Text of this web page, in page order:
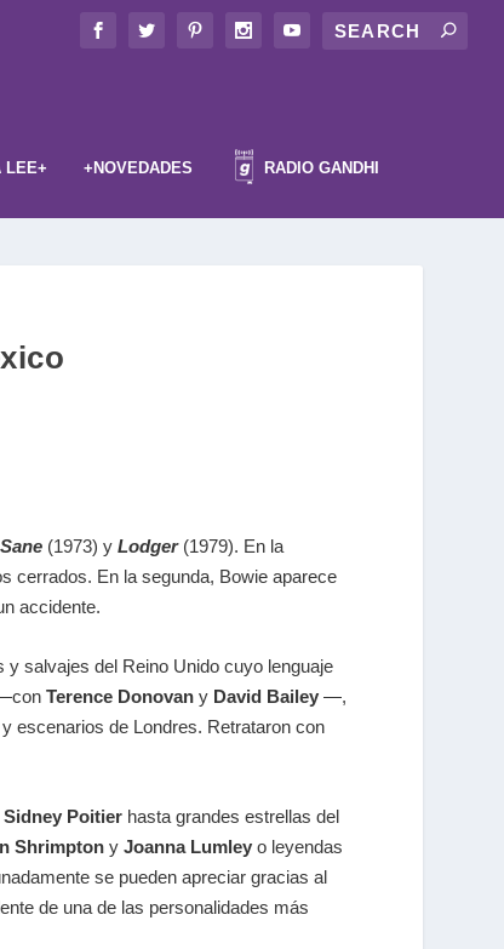
LEE+ +NOVEDADES RADIO GANDHI
(1973) yLodger (1979). En la
cerrados. En la segunda, Bowie aparece
accidente.
salvajes del Reino Unido cuyo lenguaje
Terence Donovan y David Bailey—,
escenarios de Londres. Retrataron con
Sidney Poitier hasta grandes estrellas del
Shrimpton yJoanna Lumley o leyendas
se pueden apreciar gracias al
de una de las personalidades más